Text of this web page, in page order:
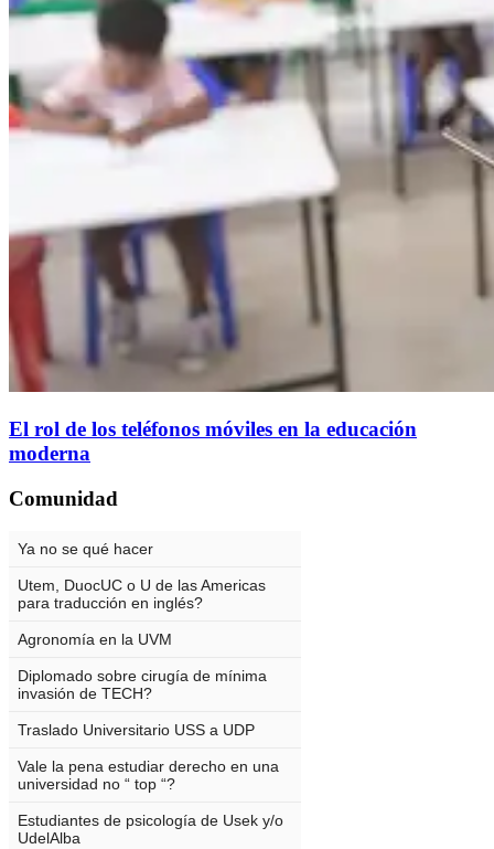
El rol de los teléfonos móviles en la educación
moderna
Comunidad